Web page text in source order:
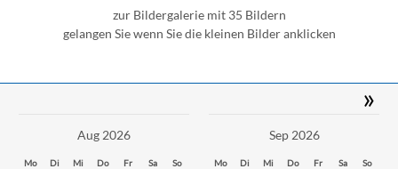
zur Bildergalerie mit 35 Bildern
gelangen Sie wenn Sie die kleinen Bilder anklicken
»
Aug 2026
Mo Di Mi Do Fr Sa
So
Sep 2026
Mo Di Mi Do Fr Sa
So